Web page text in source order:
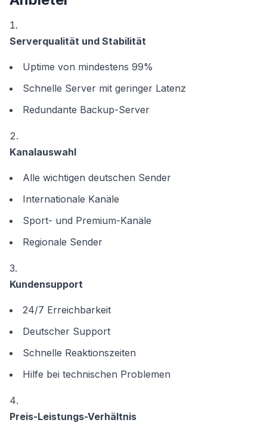
Serverqualität und Stabilität
Uptime von mindestens 99%
Schnelle Server mit geringer Latenz
Redundante Backup-Server
Kanalauswahl
Alle wichtigen deutschen Sender
Internationale Kanäle
Sport- und Premium-Kanäle
Regionale Sender
Kundensupport
24/7 Erreichbarkeit
Deutscher Support
Schnelle Reaktionszeiten
Hilfe bei technischen Problemen
Preis-Leistungs-Verhältnis